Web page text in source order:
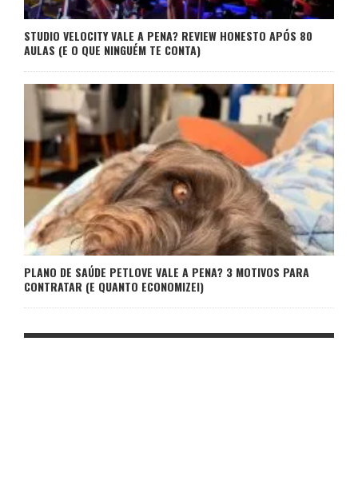
STUDIO VELOCITY VALE A PENA? REVIEW HONESTO APÓS 80
AULAS (E O QUE NINGUÉM TE CONTA)
PLANO DE SAÚDE PETLOVE VALE A PENA? 3 MOTIVOS PARA
CONTRATAR (E QUANTO ECONOMIZEI)